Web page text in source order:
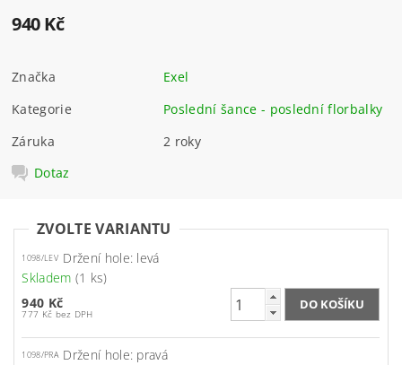
940 Kč
Značka
Exel
Kategorie
Poslední šance - poslední florbalky
Záruka
2 roky
Dotaz
ZVOLTE VARIANTU
1098/LEV Držení hole: levá
Skladem (1 ks)
940 Kč
777 Kč bez DPH
1098/PRA Držení hole: pravá